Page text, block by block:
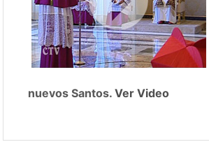
nuevos Santos.Ver Video